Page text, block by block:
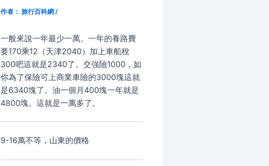
作者： 旅行百科網 /
一般來說一年最少一萬。一年的養路費
要170乘12（天津2040）加上車船稅
300吧這就是2340了。交強險1000，如
你為了保險可上商業車險的3000塊這就
是6340塊了。油一個月400塊一年就是
4800塊。這就是一萬多了。
9-16萬不等，山東的價格